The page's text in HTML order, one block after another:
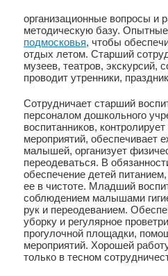
организационные вопросы и
методическую базу.
подмосковья, чтобы
отдых летом. Старший
музеев, театров, экскурсий,
проводит утренники,
Сотрудничает старший
персоналом дошкольного
воспитанников,
мероприятий, обеспечивает
малышей, организует
переодеваться. В
обеспечение детей
ее в чистоте. Младший
соблюдением малышами
рук и переодеванием.
уборку и регулярное
прогулочной площадки,
мероприятий. Хорошей
только в тесном